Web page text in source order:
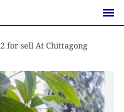
for sell At Chittagong